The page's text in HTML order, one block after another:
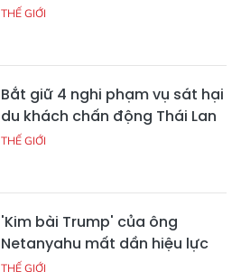
THẾ GIỚI
Bắt giữ 4 nghi phạm vụ sát hại
du khách chấn động Thái Lan
THẾ GIỚI
'Kim bài Trump' của ông
Netanyahu mất dần hiệu lực
THẾ GIỚI